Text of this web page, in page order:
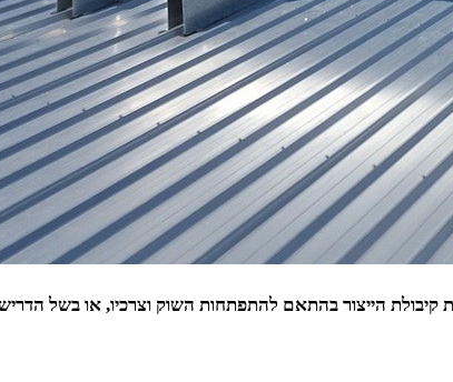
קיבולת הייצור בהתאם להתפתחות השוק וצרכיו, או בשל